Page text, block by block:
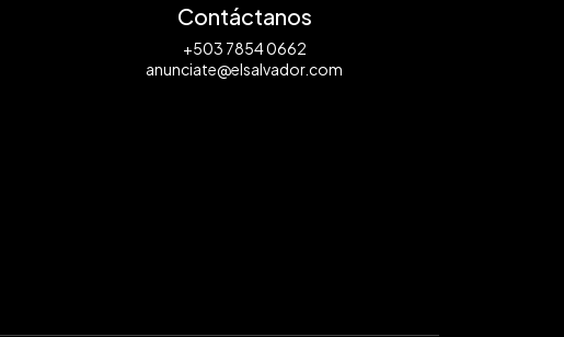
Contáctanos
+503 7854 0662
anunciate@elsalvador.com